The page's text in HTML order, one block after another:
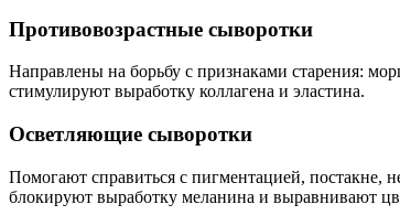
Противовозрастные сыворотки
Направлены на борьбу с признаками старения:
стимулируют выработку коллагена и эластина.
Осветляющие сыворотки
Помогают справиться с пигментацией, постакне,
блокируют выработку меланина и выравнивают